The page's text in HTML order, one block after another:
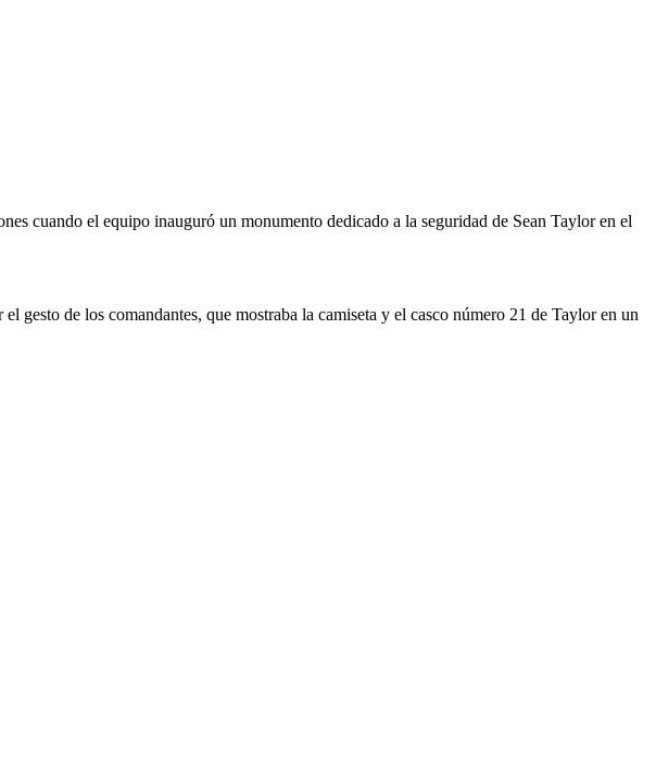
cuando el equipo inauguró un monumento dedicado a la seguridad de Sean Taylor en el
de los comandantes, que mostraba la camiseta y el casco número 21 de Taylor en un